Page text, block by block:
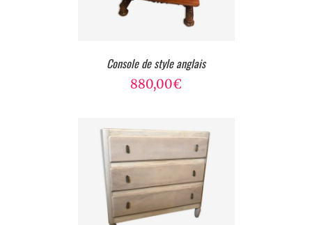
Console de style anglais
880,00€